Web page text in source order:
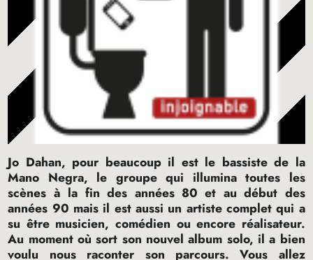
Jo Dahan, pour beaucoup il est le bassiste de la
Mano Negra, le groupe qui illumina toutes les
scènes à la fin des années 80 et au début des
années 90 mais il est aussi un artiste complet qui a
su être musicien, comédien ou encore réalisateur.
Au moment où sort son nouvel album solo, il a bien
voulu nous raconter son parcours. Vous allez